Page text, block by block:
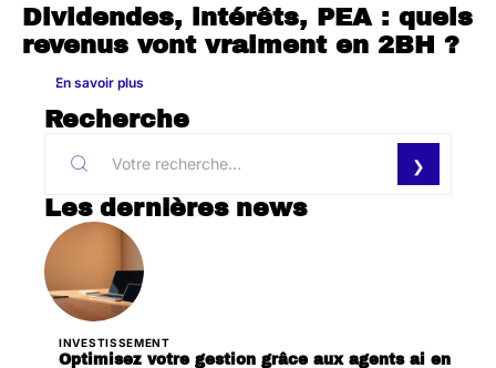
Dividendes, intérêts, PEA : quels
revenus vont vraiment en 2BH ?
En savoir plus
Recherche
Les dernières news
INVESTISSEMENT
Optimisez votre gestion grâce aux agents ai en